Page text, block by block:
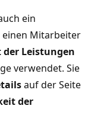
ein
Mitarbeiter
der Leistungen
verwendet. Sie
auf der Seite
der